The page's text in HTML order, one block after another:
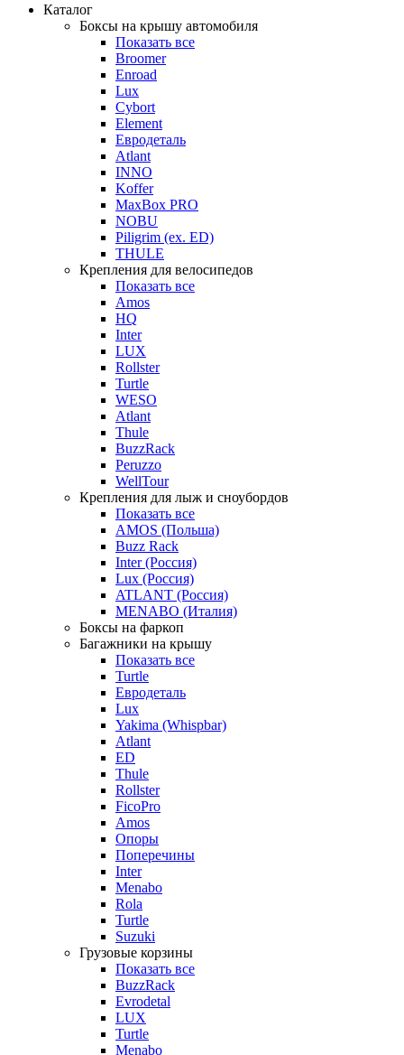
Каталог
Боксы на крышу автомобиля
Показать все
Broomer
Enroad
Lux
Cybort
Element
Евродеталь
Atlant
INNO
Koffer
MaxBox PRO
NOBU
Piligrim (ex. ED)
THULE
Крепления для велосипедов
Показать все
Amos
HQ
Inter
LUX
Rollster
Turtle
WESO
Atlant
Thule
BuzzRack
Peruzzo
WellTour
Крепления для лыж и сноубордов
Показать все
AMOS (Польша)
Buzz Rack
Inter (Россия)
Lux (Россия)
ATLANT (Россия)
MENABO (Италия)
Боксы на фаркоп
Багажники на крышу
Показать все
Turtle
Евродеталь
Lux
Yakima (Whispbar)
Atlant
ED
Thule
Rollster
FicoPro
Amos
Опоры
Поперечины
Inter
Menabo
Rola
Turtle
Suzuki
Грузовые корзины
Показать все
BuzzRack
Evrodetal
LUX
Turtle
Menabo